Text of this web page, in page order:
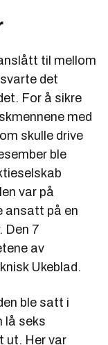
til mellom
det
For å sikre
med
skulle drive
ble
var på
ansatt på en
Den 7
av
Ukeblad.
ble satt i
lå seks
ut. Her var